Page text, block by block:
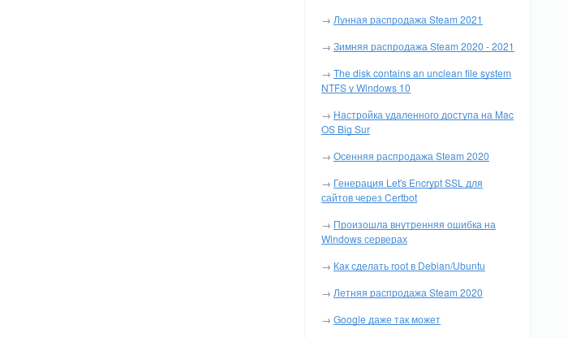
→ Лунная распродажа Steam 2021
→ Зимняя распродажа Steam 2020 - 2021
→ The disk contains an unclean file system
NTFS у Windows 10
→ Настройка удаленного доступа на Mac
OS Big Sur
→ Осенняя распродажа Steam 2020
→ Генерация Let's Encrypt SSL для
сайтов через Certbot
→ Произошла внутренняя ошибка на
Windows серверах
→ Как сделать root в Debian/Ubuntu
→ Летняя распродажа Steam 2020
→ Google даже так может